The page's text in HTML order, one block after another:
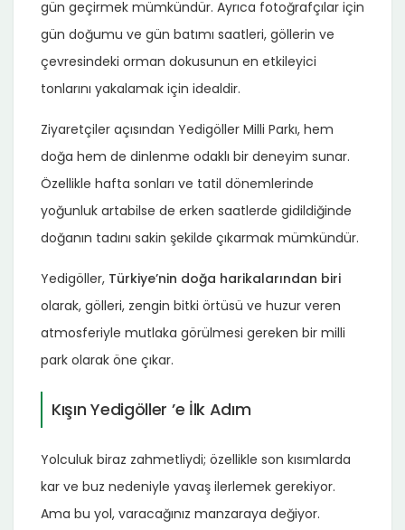
gün geçirmek mümkündür. Ayrıca fotoğrafçılar için
gün doğumu ve gün batımı saatleri, göllerin ve
çevresindeki orman dokusunun en etkileyici
tonlarını yakalamak için idealdir.
Ziyaretçiler açısından Yedigöller Milli Parkı, hem
doğa hem de dinlenme odaklı bir deneyim sunar.
Özellikle hafta sonları ve tatil dönemlerinde
yoğunluk artabilse de erken saatlerde gidildiğinde
doğanın tadını sakin şekilde çıkarmak mümkündür.
Yedigöller, Türkiye’nin doğa harikalarından biri
olarak, gölleri, zengin bitki örtüsü ve huzur veren
atmosferiyle mutlaka görülmesi gereken bir milli
park olarak öne çıkar.
Kışın Yedigöller ’e İlk Adım
Yolculuk biraz zahmetliydi; özellikle son kısımlarda
kar ve buz nedeniyle yavaş ilerlemek gerekiyor.
Ama bu yol, varacağınız manzaraya değiyor.